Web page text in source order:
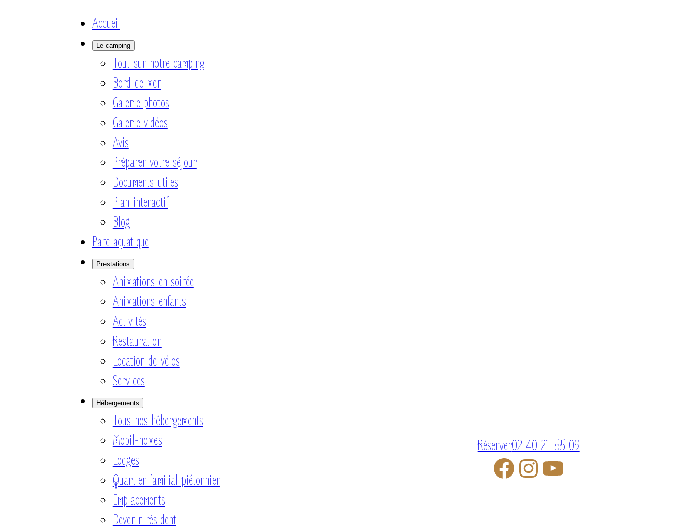
Accueil
Le camping
Tout sur notre camping
Bord de mer
Galerie photos
Galerie vidéos
Avis
Préparer votre séjour
Documents utiles
Plan interactif
Blog
Parc aquatique
Prestations
Animations en soirée
Animations enfants
Activités
Restauration
Location de vélos
Services
Hébergements
Tous nos hébergements
Mobil-homes
Lodges
Quartier familial piétonnier
Emplacements
Devenir résident
Réserver02 40 21 55 09